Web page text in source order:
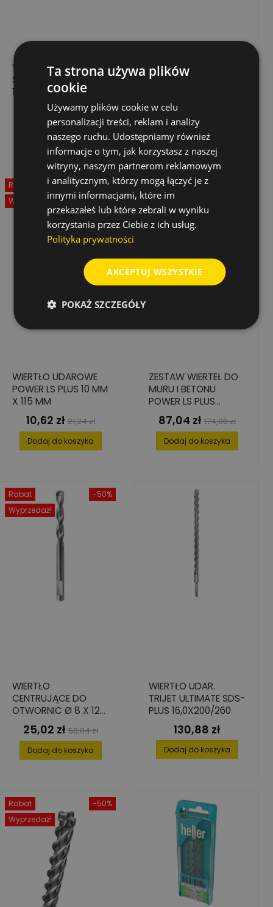
WIERTŁO UDAROWE
SHARX SDS-PLUS
14,0X365/300
Cena
66,31 złCena
podstawowa
132,62 zł
WIERTŁO UDAR.
TRIJET ULTIMATE SDS-
Cena
507,95 zł
Dodaj do koszyka
-50%
Rabat
Wyprzedaż!
WIERTŁO UDAROWE
POWER LS PLUS 10 MM
X 115 MM
Cena
10,62 zł Cena
podstawowa
21,24 zł
Dodaj do koszyka
Rabat
Wyprzedaż!
ZESTAW WIERTEŁ DO
MURU I BETONU
POWER LS PLUS
PROBOX 7 ELEMENT.
5-12
Cena
87,04 zł Cena
podstawowa
174,08 zł
Dodaj do koszyka
-50%
Rabat
Wyprzedaż!
WIERTŁO
CENTRUJĄCE DO
OTWORNIC Ø 8 X 120
MMCena
25,02 zł Cena
podstawowa
50,04 zł
Dodaj do koszyka
WIERTŁO UDAR.
TRIJET ULTIMATE SDS-
PLUS 16,0X200/260
Cena
130,88 zł
Dodaj do koszyka
-50%
Rabat
Wyprzedaż!
Ta strona używa plików
cookie
Używamy plików cookie w celu
personalizacji treści, reklam i analizy
naszego ruchu. Udostępniamy również
informacje o tym, jak korzystasz z naszej
witryny, naszym partnerom reklamowym
i analitycznym, którzy mogą łączyć je z
innymi informacjami, które im
przekazałeś lub które zebrali w wyniku
korzystania przez Ciebie z ich usług.
Polityka prywatności
AKCEPTUJ WSZYSTKIE
POKAŻ SZCZEGÓŁY